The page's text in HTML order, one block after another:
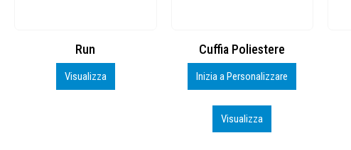
Cuffia Poliestere
Inizia a Personalizzare
BS600 – 5139960
Personalizza
Visualizza